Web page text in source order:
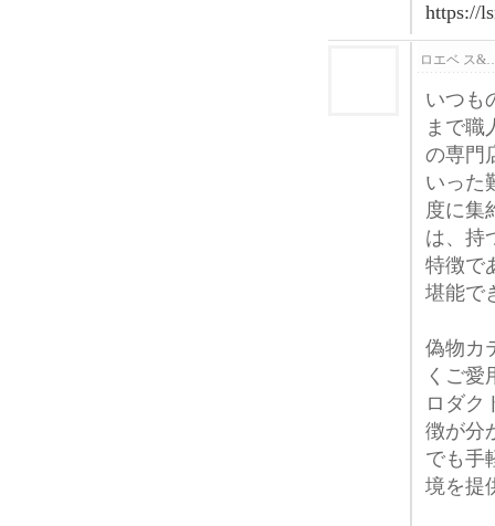
https://
ロエベ ス
いつも
まで職
の専門
いった
度に集
は、持
特徴で
堪能で
偽物カ
くご愛
ロダク
徴が分
でも手
境を提